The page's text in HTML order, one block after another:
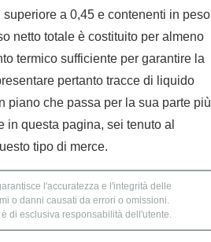
a 0,45 e contenenti in peso
netto totale è costituito per almeno
termico sufficiente per garantire la
pertanto tracce di liquido
piano che passa per la sua parte più
in questa pagina, sei tenuto al
tipo di merce.
l'accuratezza e l'integrità delle
o danni causati da errori o omissioni.
di esclusiva responsabilità dell'utente.